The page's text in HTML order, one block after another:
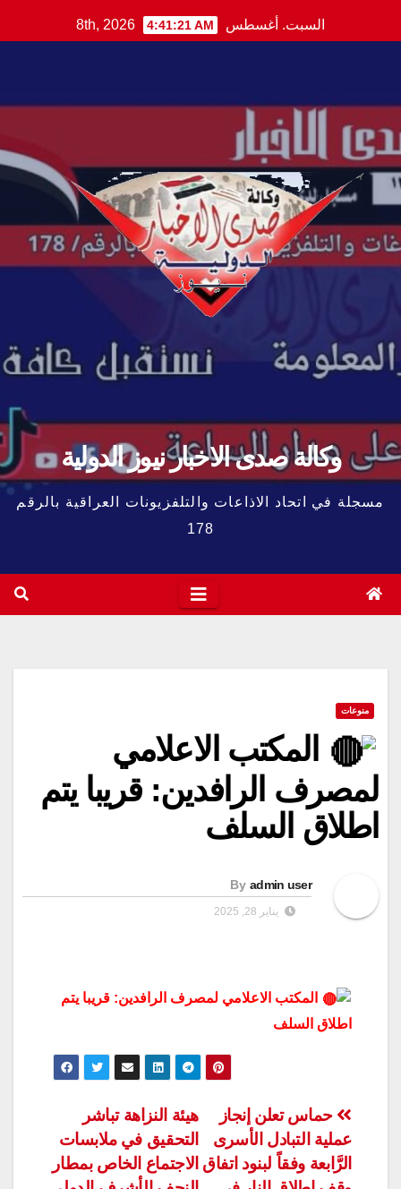
to
السبت. أغسطس 8th, 2026 4:41:22 AM
وكالة صدى الاخبار نيوز الدولية
مسجلة في اتحاد الاذاعات والتلفزيونات العراقية بالرقم
178
منوعات
المكتب الاعلامي
لمصرف الرافدين: قريبا يتم
اطلاق السلف
By admin user
يناير 28, 2025
المكتب الاعلامي لمصرف الرافدين: قريبا يتم
اطلاق السلف
تصفّح
المقالات
هيئة النزاهة تباشر
التحقيق في ملابسات
الاجتماع الخاص بمطار
حماس تعلن إنجاز
عملية التبادل الأسرى
الرَّابعة وفقاً لبنود اتفاق